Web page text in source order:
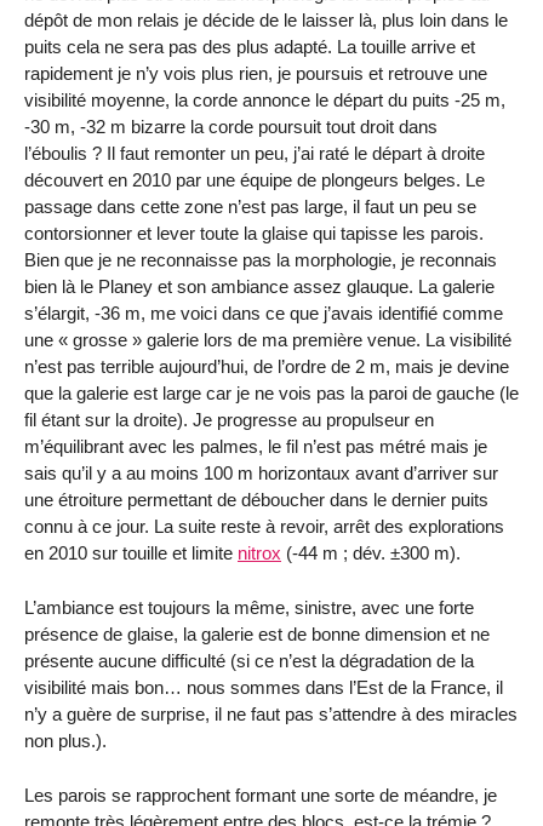
dépôt de mon relais je décide de le laisser là, plus loin dans le
puits cela ne sera pas des plus adapté. La touille arrive et
rapidement je n’y vois plus rien, je poursuis et retrouve une
visibilité moyenne, la corde annonce le départ du puits ‑25 m,
‑30 m, ‑32 m bizarre la corde poursuit tout droit dans
l’éboulis ? Il faut remonter un peu, j’ai raté le départ à droite
découvert en 2010 par une équipe de plongeurs belges. Le
passage dans cette zone n’est pas large, il faut un peu se
contorsionner et lever toute la glaise qui tapisse les parois.
Bien que je ne reconnaisse pas la morphologie, je reconnais
bien là le Planey et son ambiance assez glauque. La galerie
s’élargit, ‑36 m, me voici dans ce que j’avais identifié comme
une « grosse » galerie lors de ma première venue. La visibilité
n’est pas terrible aujourd’hui, de l’ordre de 2 m, mais je devine
que la galerie est large car je ne vois pas la paroi de gauche (le
fil étant sur la droite). Je progresse au propulseur en
m’équilibrant avec les palmes, le fil n’est pas métré mais je
sais qu’il y a au moins 100 m horizontaux avant d’arriver sur
une étroiture permettant de déboucher dans le dernier puits
connu à ce jour. La suite reste à revoir, arrêt des explorations
en 2010 sur touille et limite nitrox (‑44 m ; dév. ±300 m).
L’ambiance est toujours la même, sinistre, avec une forte
présence de glaise, la galerie est de bonne dimension et ne
présente aucune difficulté (si ce n’est la dégradation de la
visibilité mais bon… nous sommes dans l’Est de la France, il
n’y a guère de surprise, il ne faut pas s’attendre à des miracles
non plus.).
Les parois se rapprochent formant une sorte de méandre, je
remonte très légèrement entre des blocs, est-ce la trémie ?